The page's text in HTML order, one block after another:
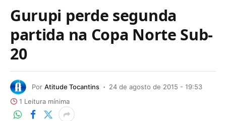
Gurupi perde segunda
partida na Copa Norte Sub-
20
Por Atitude Tocantins
24 de agosto de 2015 - 19:53
1 Leitura mínima